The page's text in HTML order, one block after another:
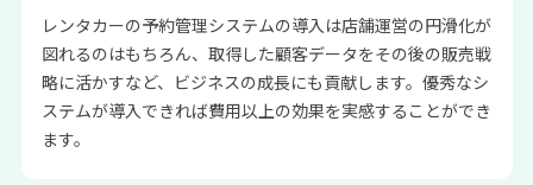
レンタカーの予約管理システムの導入は店舗運営の円滑化が
図れるのはもちろん、取得した顧客データをその後の販売戦
略に活かすなど、
ビジネスの成長にも貢献します。優秀なシ
ステムが導入できれば費用以上の効果を実感することができ
ます。